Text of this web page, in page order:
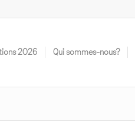
2O26 Qui sommes-nous?